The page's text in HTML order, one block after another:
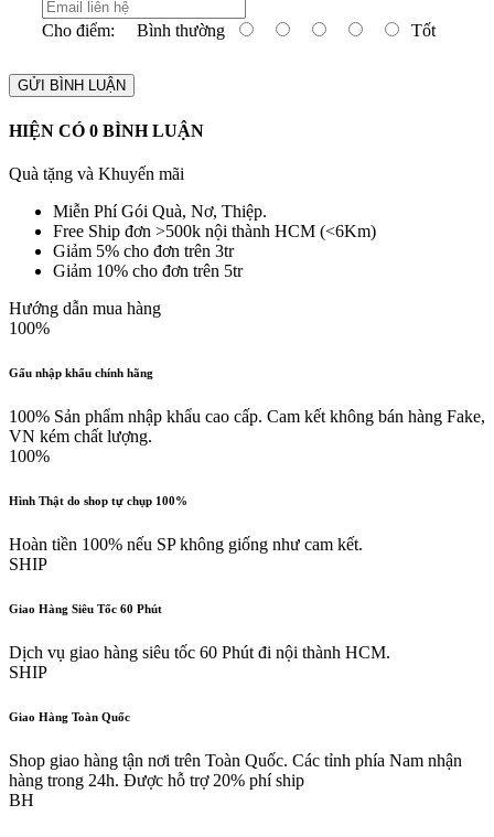
Cho điểm: Bình thường Tốt
GỬI BÌNH LUẬN
HIỆN CÓ 0 BÌNH LUẬN
Quà tặng và Khuyến mãi
Miễn Phí Gói Quà, Nơ, Thiệp.
Free Ship đơn >500k nội thành HCM (<6Km)
Giảm 5% cho đơn trên 3tr
Giảm 10% cho đơn trên 5tr
Hướng dẫn mua hàng
100%
Gấu nhập khẩu chính hãng
100% Sản phẩm nhập khẩu cao cấp. Cam kết không bán hàng Fake,
VN kém chất lượng.
100%
Hình Thật do shop tự chụp 100%
Hoàn tiền 100% nếu SP không giống như cam kết.
SHIP
Giao Hàng Siêu Tốc 60 Phút
Dịch vụ giao hàng siêu tốc 60 Phút đi nội thành HCM.
SHIP
Giao Hàng Toàn Quốc
Shop giao hàng tận nơi trên Toàn Quốc. Các tỉnh phía Nam nhận
hàng trong 24h. Được hỗ trợ 20% phí ship
BH